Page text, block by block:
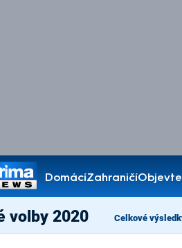
DomácíZahraničí
Pořady
volby 2020 Celkové